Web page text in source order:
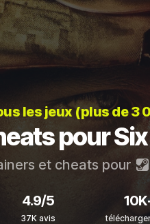
les jeux (plus de 3
pour
et cheats pour
4.9/5
37K avis